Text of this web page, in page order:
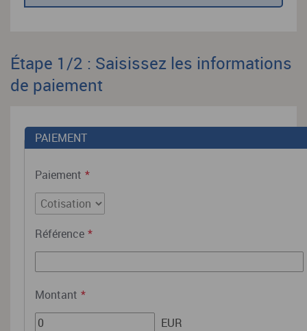
Étape 1/2 : Saisissez les informations
de paiement
PAIEMENT
Paiement *
Référence *
Montant *
EUR